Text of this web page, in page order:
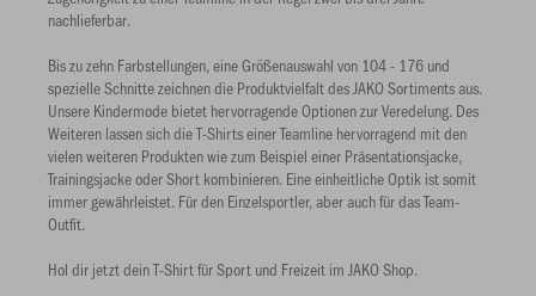
nachlieferbar.
Bis zu zehn Farbstellungen, eine Größenauswahl von 104 - 176 und
spezielle Schnitte zeichnen die Produktvielfalt des JAKO Sortiments aus.
Unsere Kindermode bietet hervorragende Optionen zur Veredelung. Des
Weiteren lassen sich die T-Shirts einer Teamline hervorragend mit den
vielen weiteren Produkten wie zum Beispiel einer Präsentationsjacke,
Trainingsjacke oder Short kombinieren. Eine einheitliche Optik ist somit
immer gewährleistet. Für den Einzelsportler, aber auch für das Team-
Outfit.
Hol dir jetzt dein T-Shirt für Sport und Freizeit im JAKO Shop.